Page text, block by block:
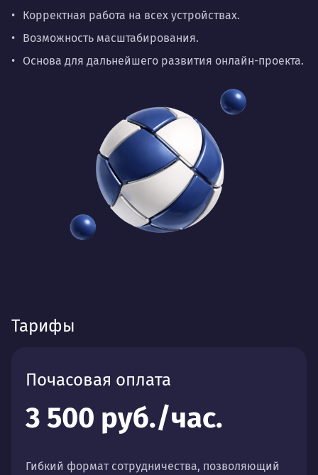
Корректная работа на всех устройствах.
Возможность масштабирования.
Основа для дальнейшего развития онлайн-проекта.
Тарифы
Почасовая оплата
3 500 руб./час.
Гибкий формат сотрудничества, позволяющий